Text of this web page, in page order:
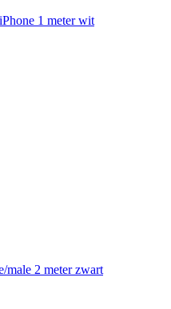
1 meter wit
2 meter zwart